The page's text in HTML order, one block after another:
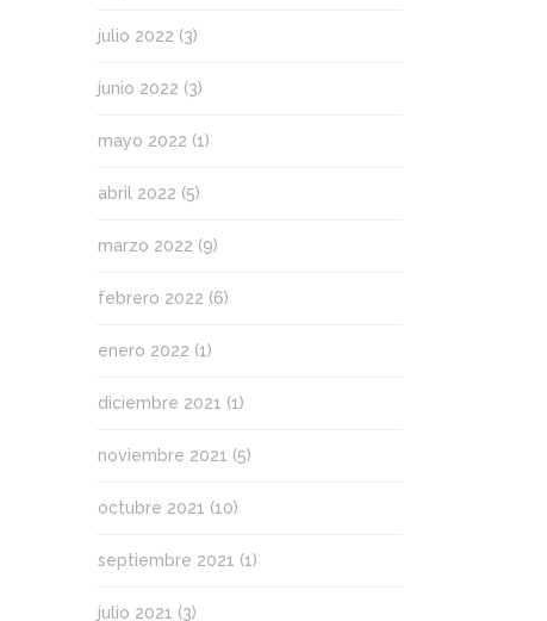
julio 2022 (3)
junio 2022 (3)
mayo 2022 (1)
abril 2022 (5)
marzo 2022 (9)
febrero 2022 (6)
enero 2022 (1)
diciembre 2021 (1)
noviembre 2021 (5)
octubre 2021 (10)
septiembre 2021 (1)
julio 2021 (3)